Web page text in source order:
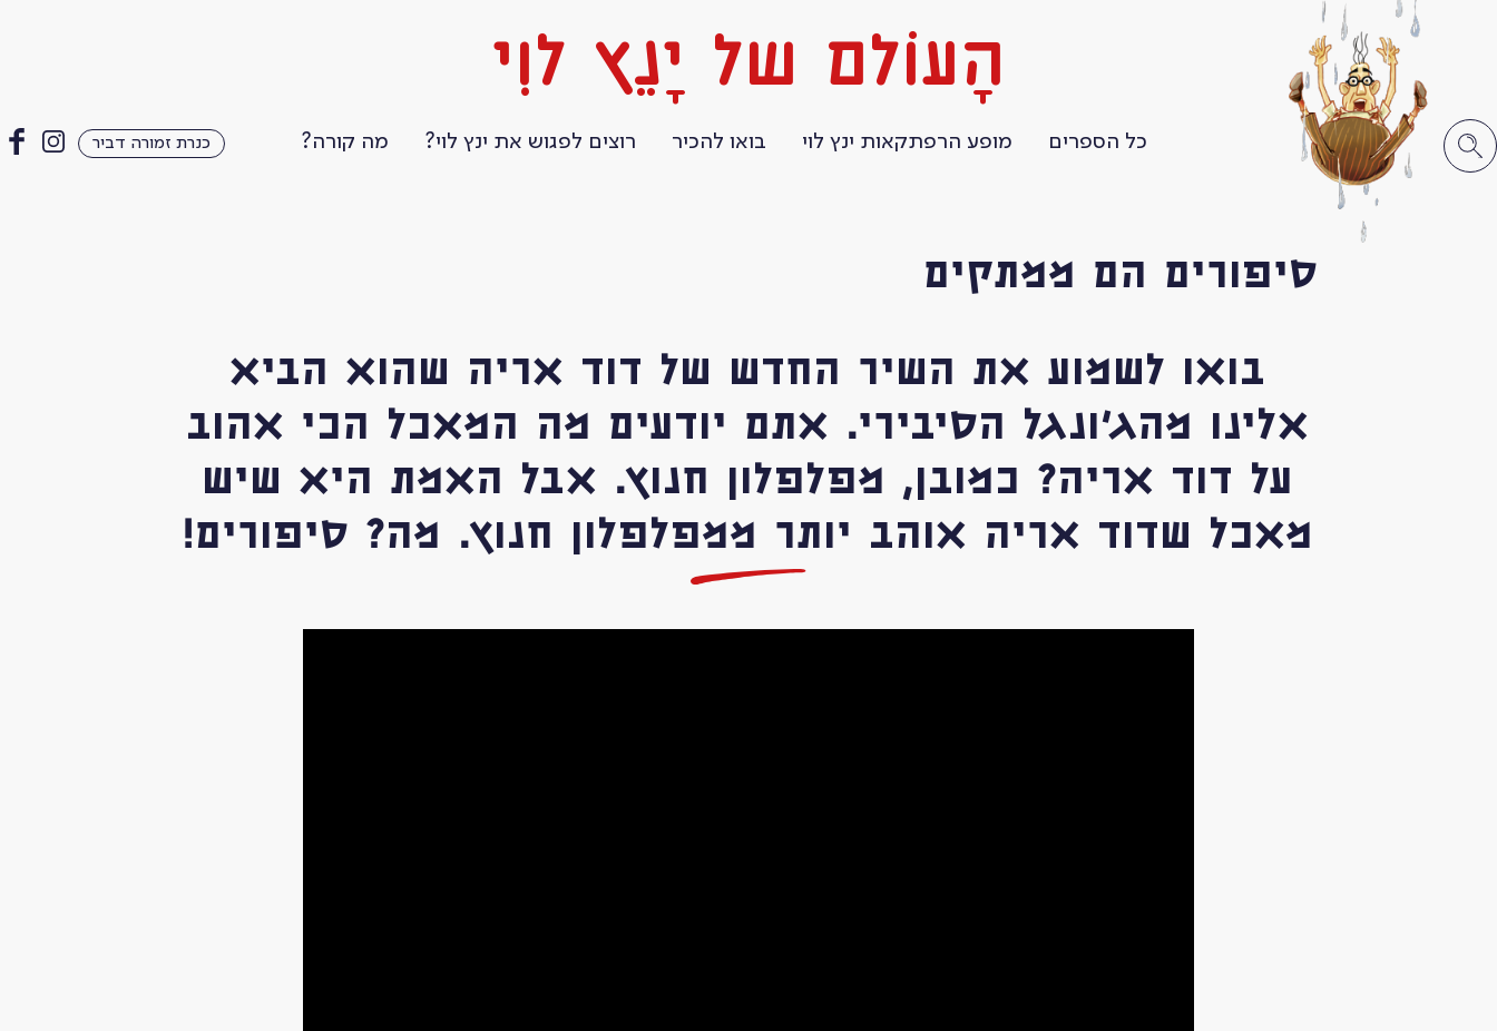
הָעוֹלם של יָנֵץ לוִי
כל הספרים מופע הרפתקאות ינץ לוי בואו להכיר רוצים לפגוש את ינץ לוי? מה קורה? כנרת זמורה דביר
סיפורים הם ממתקים
בואו לשמוע את השיר החדש של דוד אריה שהוא הביא
אלינו מהג'ונגל הסיבירי. אתם יודעים מה המאכל הכי אהוב
על דוד אריה? כמובן, מפלפלון חנוץ. אבל האמת היא שיש
מאכל שדוד אריה אוהב יותר ממפלפלון חנוץ. מה? סיפורים!